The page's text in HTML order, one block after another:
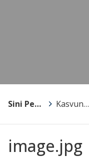
Sini Penttinen Kasvun kansio
image.jpg